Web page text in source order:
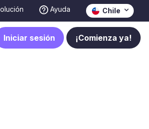
Ayuda Chile
Iniciar sesión ¡Comienza ya!